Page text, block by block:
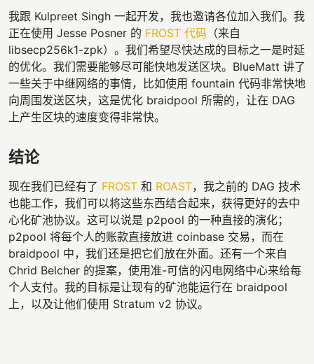
我跟 Kulpreet Singh 一起开发，我也邀请各位加入我们。我
正在使用 Jesse Posner 的 FROST 代码 （来自
libsecp256k1-zpk）。我们希望尽快达成的目标之一是时延
的优化。我们需要能够尽可能快地发送区块。BlueMatt 讲了
一些关于中继网络的事情，比如使用 fountain 代码非常快地
向周围发送区块，这是优化 braidpool 所需的，让在 DAG
上产生区块的速度变得非常快。
结论
现在我们已经有了 FROST 和 ROAST，我之前的 DAG 技术
也能工作，我们可以将这些东西结合起来，获得更好的去中
心化矿池协议。这可以说是 p2pool 的一种直接的演化；
p2pool 将每个人的账款直接放进 coinbase 交易，而在
braidpool 中，我们还是把它们放在外面。还有一个来自
Chrid Belcher 的提案，使用准-可信的闪电网络中心来给每
个人支付。我的目标是让现有的矿池能运行在 braidpool
上，以及让他们使用 Stratum v2 协议。